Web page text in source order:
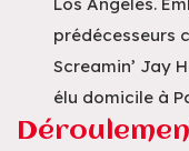
prédécesseurs
Screamin’ Jay
élu domicile à